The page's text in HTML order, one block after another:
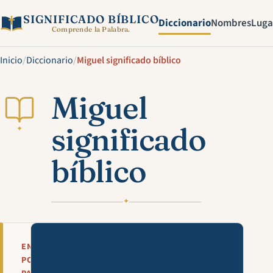
SIGNIFICADO BÍBLICO
Comprende la Palabra. DiccionarioNombres
Inicio/Diccionario/Miguel significado bíblico
✦
Miguel
significado
bíblico
✦
EN
POCAS
Mira esta explicación en